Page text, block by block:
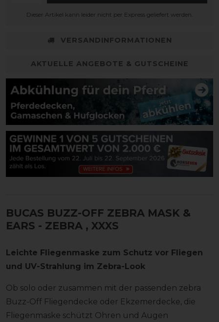
Dieser Artikel kann leider nicht per Express geliefert werden.
VERSANDINFORMATIONEN
AKTUELLE ANGEBOTE & GUTSCHEINE
BUCAS BUZZ-OFF ZEBRA MASK &
EARS - ZEBRA , XXXS
Leichte Fliegenmaske zum Schutz vor Fliegen
und UV-Strahlung im Zebra-Look
Ob solo oder zusammen mit der passenden zebra
Buzz-Off Fliegendecke oder Ekzemerdecke, die
Fliegenmaske schützt Ohren und Augen